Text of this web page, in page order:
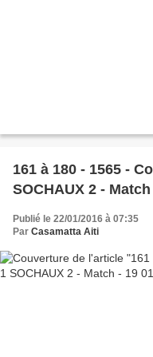
161 à 180 - 1565 -
SOCHAUX 2 -
Publié le 22/01/2016 à 07:35
Par Casamatta Aiti